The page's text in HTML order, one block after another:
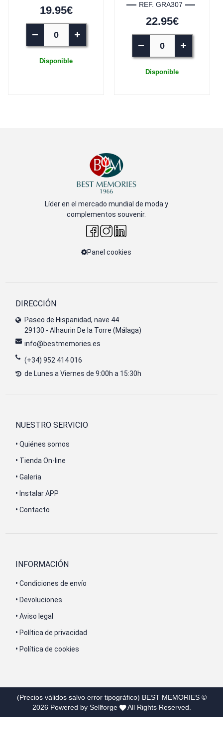
19.95€
Disponible
REF. GRA307
22.95€
Disponible
Líder en el mercado mundial de moda y
complementos souvenir.
Panel cookies
DIRECCIÓN
Paseo de Hispanidad, nave 44
29130 - Alhaurin De la Torre (Málaga)
info@bestmemories.es
(+34) 952 414 016
de Lunes a Viernes de 9:00h a 15:30h
NUESTRO SERVICIO
• Quiénes somos
• Tienda On-line
• Galeria
• Instalar APP
• Contacto
INFORMACIÓN
• Condiciones de envío
• Devoluciones
• Aviso legal
• Política de privacidad
• Política de cookies
(Precios válidos salvo error tipográfico) BEST MEMORIES©
2026 Powered by Sellforge All Rights Reserved.